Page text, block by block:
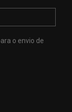
o envio de